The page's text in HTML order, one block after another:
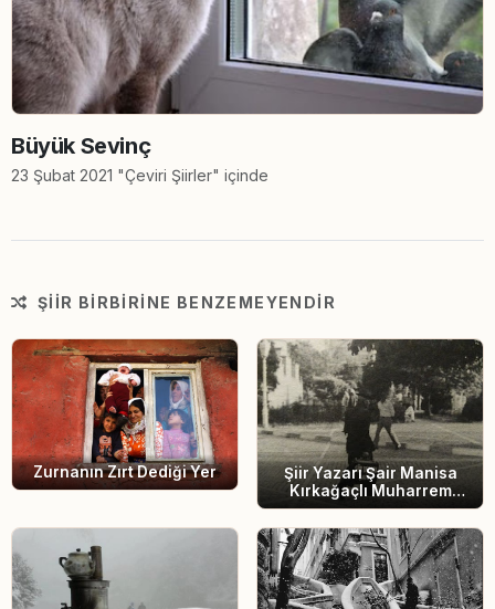
Büyük Sevinç
23 Şubat 2021 "Çeviri Şiirler" içinde
ŞIIR BIRBIRINE BENZEMEYENDIR
Zurnanın Zırt Dediği Yer
Şiir Yazarı Şair Manisa
Kırkağaçlı Muharrem
Coşkun